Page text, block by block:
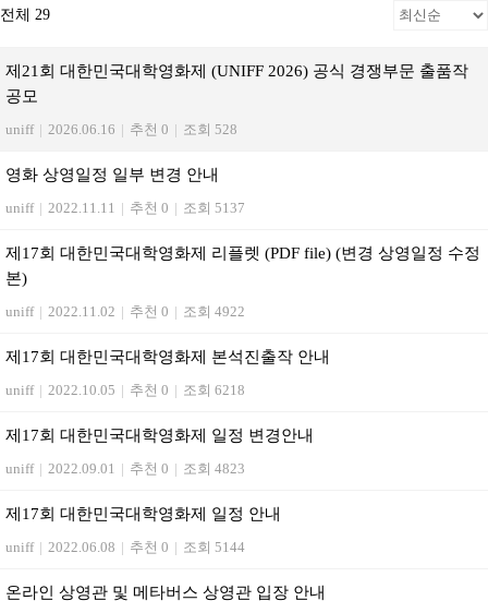
전체 29
제21회 대한민국대학영화제 (UNIFF 2026) 공식 경쟁부문 출품작
공모
uniff | 2026.06.16 | 추천 0 | 조회 528
영화 상영일정 일부 변경 안내
uniff | 2022.11.11 | 추천 0 | 조회 5137
제17회 대한민국대학영화제 리플렛 (PDF file) (변경 상영일정 수정
본)
uniff | 2022.11.02 | 추천 0 | 조회 4922
제17회 대한민국대학영화제 본석진출작 안내
uniff | 2022.10.05 | 추천 0 | 조회 6218
제17회 대한민국대학영화제 일정 변경안내
uniff | 2022.09.01 | 추천 0 | 조회 4823
제17회 대한민국대학영화제 일정 안내
uniff | 2022.06.08 | 추천 0 | 조회 5144
온라인 상영관 및 메타버스 상영관 입장 안내